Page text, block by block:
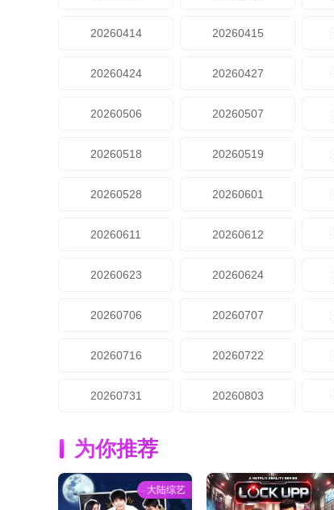
20260414 20260415
20260424 20260427
20260506 20260507
20260518 20260519
20260528 20260601
20260611 20260612
20260623 20260624
20260706 20260707
20260716 20260722
20260731 20260803
为你推荐
大陆综艺